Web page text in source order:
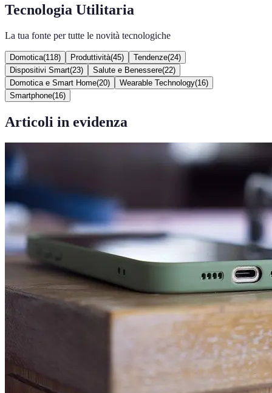
Tecnologia Utilitaria
La tua fonte per tutte le novità tecnologiche
Domotica(118) Produttività(45) Tendenze(24)
Dispositivi Smart(23) Salute e Benessere(22)
Domotica e Smart Home(20) Wearable Technology(16)
Smartphone(16)
Articoli in evidenza